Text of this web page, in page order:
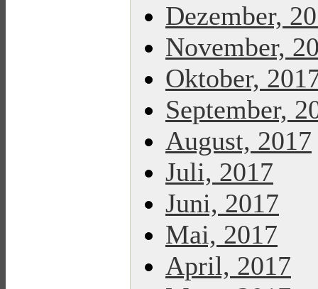
Dezember,
November,
Oktober,
September,
August, 2017
Juli, 2017
Juni, 2017
Mai, 2017
April, 2017